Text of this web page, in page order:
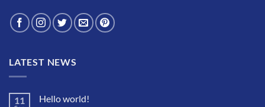
LATEST NEWS
11 Hello world!